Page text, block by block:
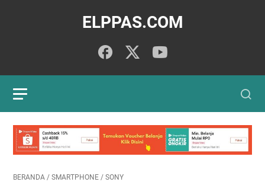
ELPPAS.COM
BERANDA / SMARTPHONE / SONY